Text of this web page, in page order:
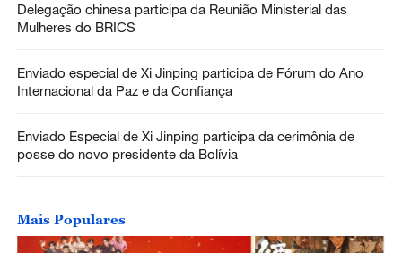
Delegação chinesa participa da Reunião Ministerial das
Mulheres do BRICS
Enviado especial de Xi Jinping participa de Fórum do Ano
Internacional da Paz e da Confiança
Enviado Especial de Xi Jinping participa da cerimônia de
posse do novo presidente da Bolívia
Mais Populares